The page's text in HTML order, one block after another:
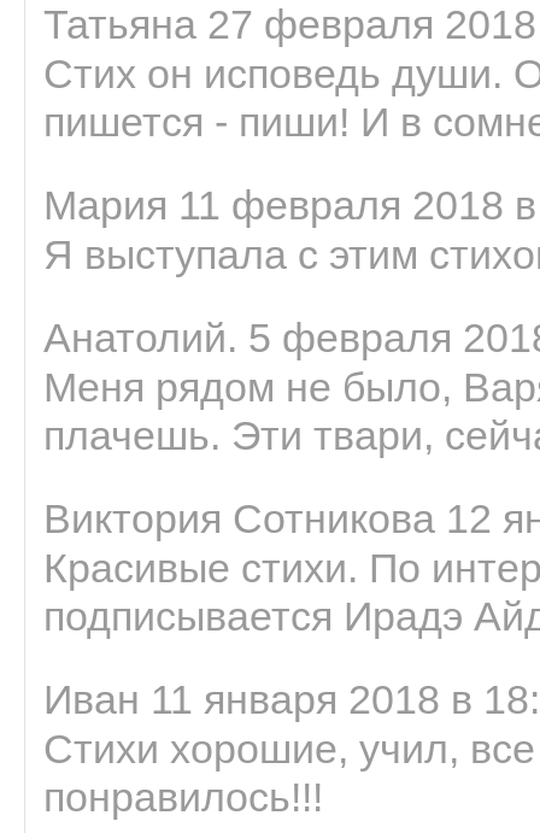
Татьяна 27 февраля
Стих он исповедь души.
пишется - пиши! И в
Мария 11 февраля 2018
Я выступала с этим
Анатолий. 5 февраля
Меня рядом не было,
плачешь. Эти твари,
Виктория Сотникова 12
Красивые стихи. По
подписывается Ирадэ
Иван 11 января 2018 в
Стихи хорошие, учил,
понравилось!!!